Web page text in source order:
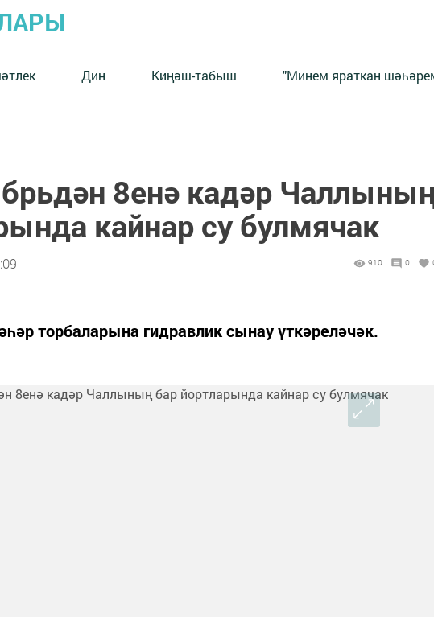
Дин Киңәш-табыш "Минем яраткан
8енә кадәр
кайнар су булмячак
910 0
торбаларына гидравлик сынау үткәреләчәк.